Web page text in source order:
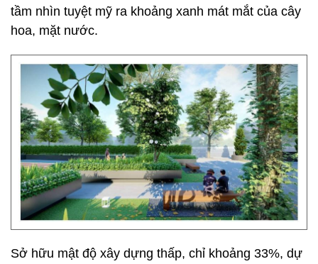
tầm nhìn tuyệt mỹ ra khoảng xanh mát mắt của cây
hoa, mặt nước.
Sở hữu mật độ xây dựng thấp, chỉ khoảng 33%, dự